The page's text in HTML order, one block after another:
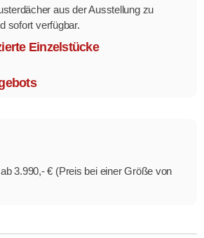
aus der Ausstellung zu
sofort verfügbar.
Ausführungen.
Einzelstücke
3.990,- € (Preis bei einer Größe von